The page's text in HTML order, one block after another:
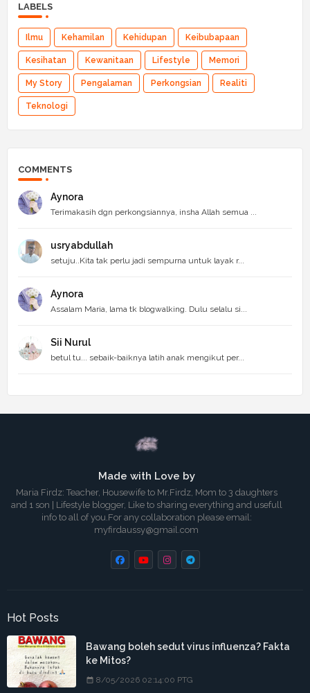
LABELS
Ilmu Kehamilan Kehidupan Keibubapaan
Kesihatan Kewanitaan Lifestyle Memori
My Story Pengalaman Perkongsian Realiti
Teknologi
COMMENTS
Aynora
Terimakasih dgn perkongsiannya, insha Allah semua ...
usryabdullah
setuju..Kita tak perlu jadi sempurna untuk layak r...
Aynora
Assalam Maria, lama tk blogwalking. Dulu selalu si...
Sii Nurul
betul tu... sebaik-baiknya latih anak mengikut per...
Made with Love by
Maria Firdz: Teacher, Housewife to Mr.Firdz, Mom to 3 daughters
and 1 son | Lifestyle blogger, Like to sharing everything and usefull
info to all of you.For any collaboration please email:
myfirdaussy@gmail.com
Hot Posts
Bawang boleh sedut virus influenza? Fakta
ke Mitos?
8/05/2026 02:14:00 PTG